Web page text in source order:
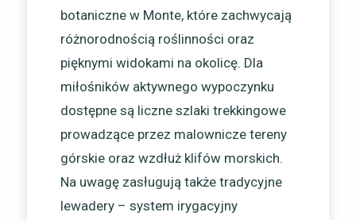
botaniczne w Monte, które zachwycają
różnorodnością roślinności oraz
pięknymi widokami na okolicę. Dla
miłośników aktywnego wypoczynku
dostępne są liczne szlaki trekkingowe
prowadzące przez malownicze tereny
górskie oraz wzdłuż klifów morskich.
Na uwagę zasługują także tradycyjne
lewadery – system irygacyjny